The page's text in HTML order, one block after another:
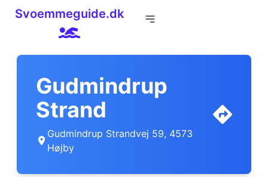
Svoemmeguide.dk
Gudmindrup
Strand
Gudmindrup Strandvej 59, 4573
Højby